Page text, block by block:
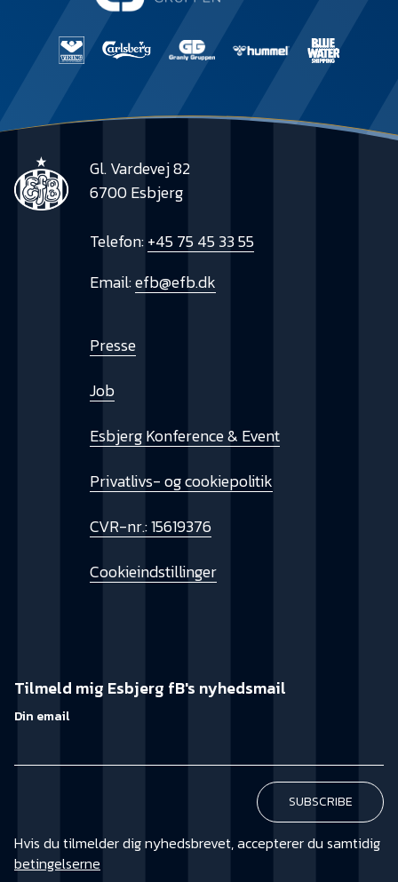
Gl. Vardevej 82
6700 Esbjerg
Telefon:+45 75 45 33 55
Email:efb@efb.dk
Presse
Job
Esbjerg Konference & Event
Privatlivs- og cookiepolitik
CVR-nr.: 15619376
Cookieindstillinger
Tilmeld mig Esbjerg fB's nyhedsmail
Din email
Hvis du tilmelder dig nyhedsbrevet, accepterer du samtidig
betingelserne